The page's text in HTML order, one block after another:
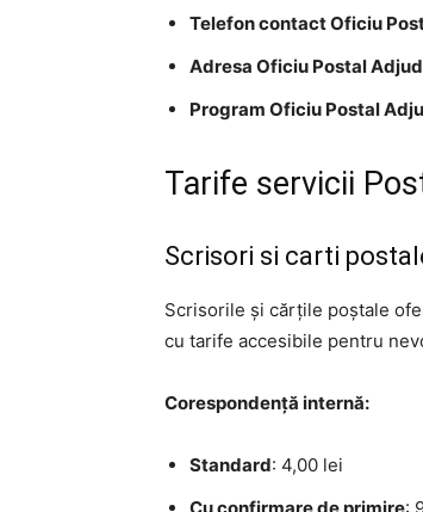
Telefon contact Oficiu
Adresa Oficiu Postal Adjud
Program Oficiu Postal
Tarife servicii
Scrisori si carti
Scrisorile și cărțile poștale
cu tarife accesibile pentru
Corespondență internă:
Standard: 4,00 lei